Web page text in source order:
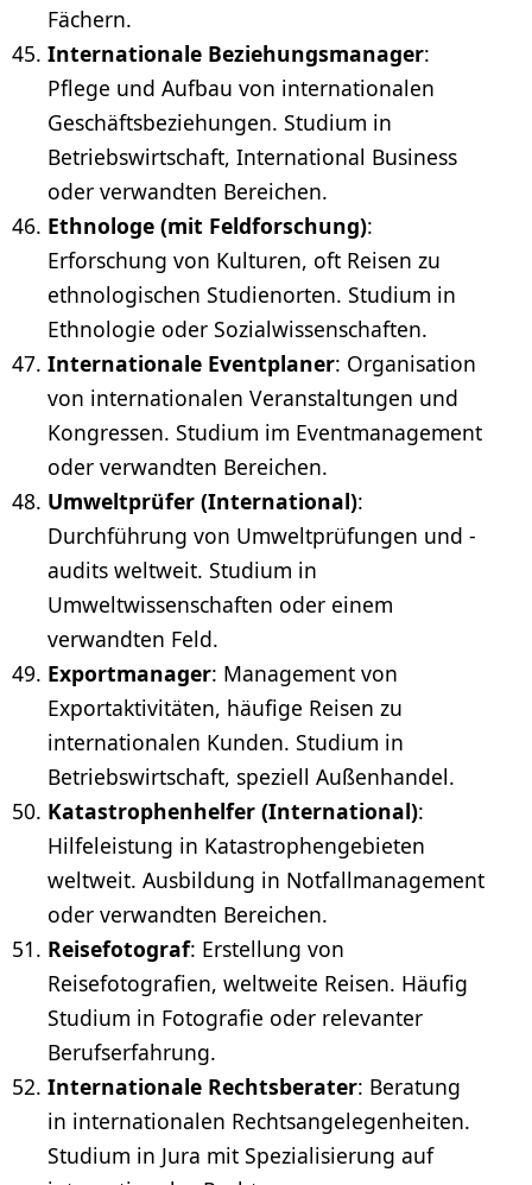
Fächern.
Internationale Beziehungsmanager:
Pflege und Aufbau von internationalen
Geschäftsbeziehungen. Studium in
Betriebswirtschaft, International Business
oder verwandten Bereichen.
Ethnologe (mit Feldforschung):
Erforschung von Kulturen, oft Reisen zu
ethnologischen Studienorten. Studium in
Ethnologie oder Sozialwissenschaften.
Internationale Eventplaner: Organisation
von internationalen Veranstaltungen und
Kongressen. Studium im Eventmanagement
oder verwandten Bereichen.
Umweltprüfer (International):
Durchführung von Umweltprüfungen und -
audits weltweit. Studium in
Umweltwissenschaften oder einem
verwandten Feld.
Exportmanager: Management von
Exportaktivitäten, häufige Reisen zu
internationalen Kunden. Studium in
Betriebswirtschaft, speziell Außenhandel.
Katastrophenhelfer (International):
Hilfeleistung in Katastrophengebieten
weltweit. Ausbildung in Notfallmanagement
oder verwandten Bereichen.
Reisefotograf: Erstellung von
Reisefotografien, weltweite Reisen. Häufig
Studium in Fotografie oder relevanter
Berufserfahrung.
Internationale Rechtsberater: Beratung
in internationalen Rechtsangelegenheiten.
Studium in Jura mit Spezialisierung auf